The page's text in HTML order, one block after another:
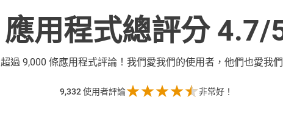
應用程式總評分 4.7/
超過 9,000 條應用程式評論！我們愛我們的使用者，他們也愛我
9,332使用者評論 非常好！